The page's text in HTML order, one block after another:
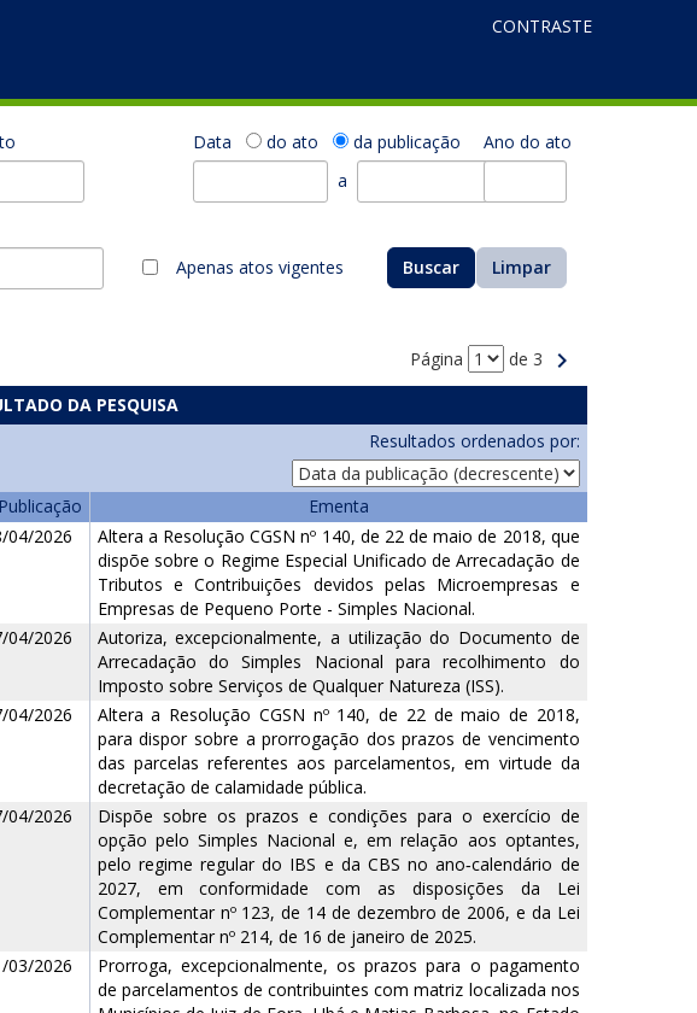
CONTRASTE
Data do ato
da publicação
a
Ano do ato
Apenas atos vigentes Buscar Limpar
Página de 3
DA PESQUISA
Resultados ordenados por:
Publicação
Ementa
04/2026
Altera a Resolução CGSN nº 140, de 22 de maio de 2018, que
dispõe sobre o Regime Especial Unificado de Arrecadação de
Tributos e Contribuições devidos pelas Microempresas e
Empresas de Pequeno Porte - Simples Nacional.
04/2026
Autoriza, excepcionalmente, a utilização do Documento de
Arrecadação do Simples Nacional para recolhimento do
Imposto sobre Serviços de Qualquer Natureza (ISS).
04/2026
Altera a Resolução CGSN nº 140, de 22 de maio de 2018,
para dispor sobre a prorrogação dos prazos de vencimento
das parcelas referentes aos parcelamentos, em virtude da
decretação de calamidade pública.
04/2026
Dispõe sobre os prazos e condições para o exercício de
opção pelo Simples Nacional e, em relação aos optantes,
pelo regime regular do IBS e da CBS no ano‑calendário de
2027, em conformidade com as disposições da Lei
Complementar nº 123, de 14 de dezembro de 2006, e da Lei
Complementar nº 214, de 16 de janeiro de 2025.
03/2026
Prorroga, excepcionalmente, os prazos para o pagamento
de parcelamentos de contribuintes com matriz localizada nos